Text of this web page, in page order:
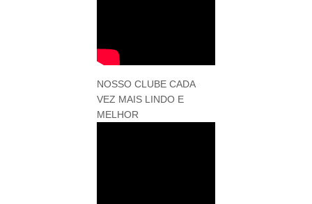
NOSSO CLUBE CADA
VEZ MAIS LINDO E
MELHOR